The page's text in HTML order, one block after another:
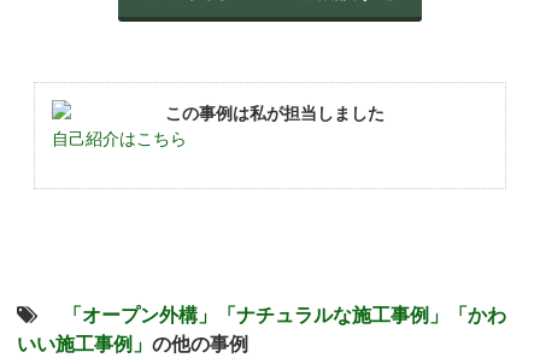
この事例は私が担当しました
自己紹介はこちら
「オープン外構」 「ナチュラルな施工事例」
「かわ
いい施工事例」 の他の事例